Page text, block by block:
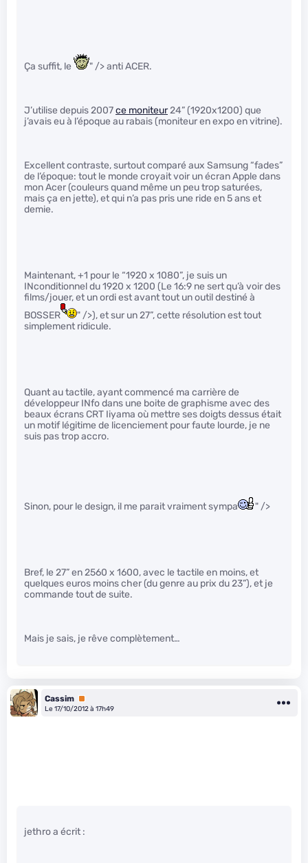
Ça suffit, le " /> anti ACER.
J’utilise depuis 2007ce moniteur24” (1920x1200) que
j’avais eu à l’époque au rabais (moniteur en expo en vitrine).
Excellent contraste, surtout comparé aux Samsung “fades”
de l’époque: tout le monde croyait voir un écran Apple dans
mon Acer (couleurs quand même un peu trop saturées,
mais ça en jette), et qui n’a pas pris une ride en 5 ans et
demie.
Maintenant, +1 pour le “1920 x 1080”, je suis un
INconditionnel du 1920 x 1200 (Le 16:9 ne sert qu’à voir des
films/jouer, et un ordi est avant tout un outil destiné à
BOSSER
" />), et sur un 27”, cette résolution est tout
simplement ridicule.
Quant au tactile, ayant commencé ma carrière de
développeur INfo dans une boite de graphisme avec des
beaux écrans CRT Iiyama où mettre ses doigts dessus était
un motif légitime de licenciement pour faute lourde, je ne
suis pas trop accro.
Sinon, pour le design, il me parait vraiment sympa " />
Bref, le 27” en 2560 x 1600, avec le tactile en moins, et
quelques euros moins cher (du genre au prix du 23”), et je
commande tout de suite.
Mais je sais, je rêve complètement…
Cassim Premium
Le 17/10/2012 à 17h49
jethro a écrit :